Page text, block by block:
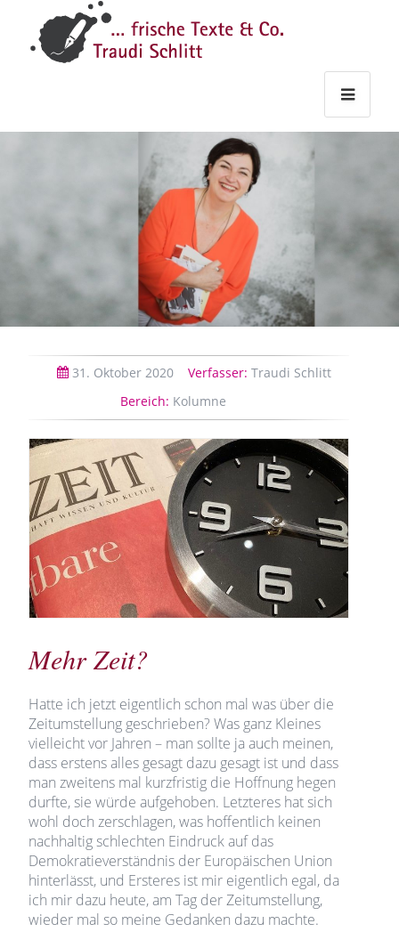
Texte
31. Oktober 2020 Verfasser: Traudi Schlitt
Bereich: Kolumne
Mehr Zeit?
Hatte ich jetzt eigentlich schon mal was über die
Zeitumstellung geschrieben? Was ganz Kleines
vielleicht vor Jahren – man sollte ja auch meinen,
dass erstens alles gesagt dazu gesagt ist und dass
man zweitens mal kurzfristig die Hoffnung hegen
durfte, sie würde aufgehoben. Letzteres hat sich
wohl doch zerschlagen, was hoffentlich keinen
nachhaltig schlechten Eindruck auf das
Demokratieverständnis der Europäischen Union
hinterlässt, und Ersteres ist mir eigentlich egal, da
ich mir dazu heute, am Tag der Zeitumstellung,
wieder mal so meine Gedanken dazu machte.